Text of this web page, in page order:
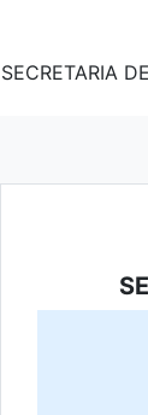
SECRETARIA